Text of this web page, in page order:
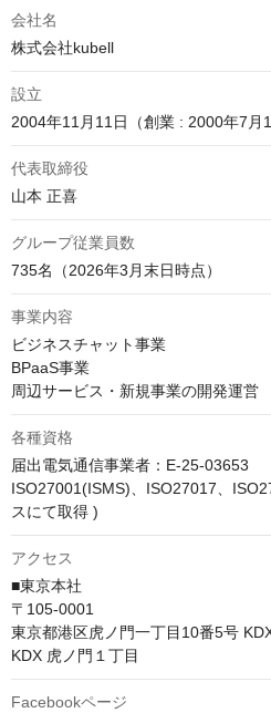
会社名
株式会社kubell
設立
2004年11月11日（創業 : 2000年7月
代表取締役
山本 正喜
グループ従業員数
735名（2026年3月末日時点）
事業内容
ビジネスチャット事業
BPaaS事業
周辺サービス・新規事業の開発運営
各種資格
届出電気通信事業者：E-25-03653
ISO27001(ISMS)、ISO27017、
スにて取得 )
アクセス
■東京本社
〒105-0001
東京都港区虎ノ門一丁目10番5号
KDX 虎ノ門１丁目
Facebookページ